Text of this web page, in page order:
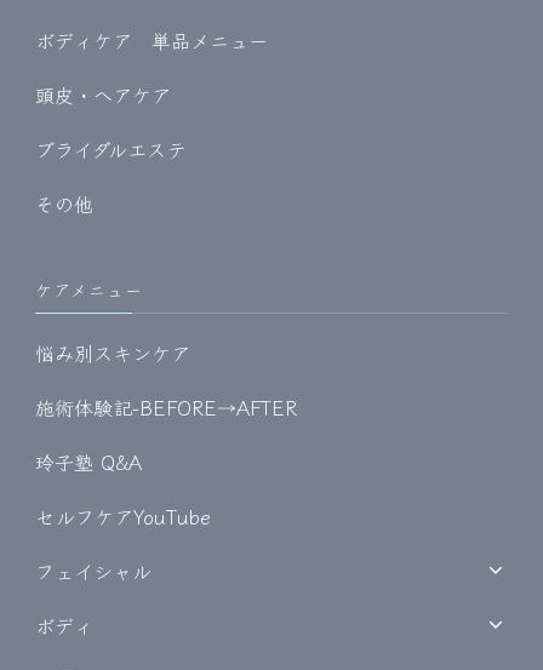
ボディケア 単品メニュー
頭皮・ヘアケア
ブライダルエステ
その他
ケアメニュー
悩み別スキンケア
施術体験記-BEFORE→AFTER
玲子塾 Q&A
セルフケアYouTube
フェイシャル
ボディ